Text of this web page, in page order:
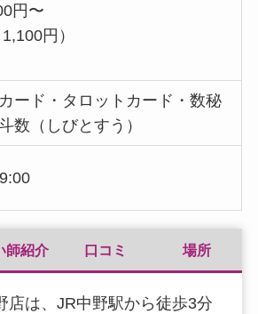
円〜
円）
ード・タロットカード・数秘
数（しびとすう）
師紹介 口コミ 場所
店は、JR中野駅から徒歩3分